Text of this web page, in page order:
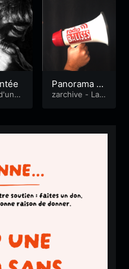
Panorama d
e la formatio
zarchive - La